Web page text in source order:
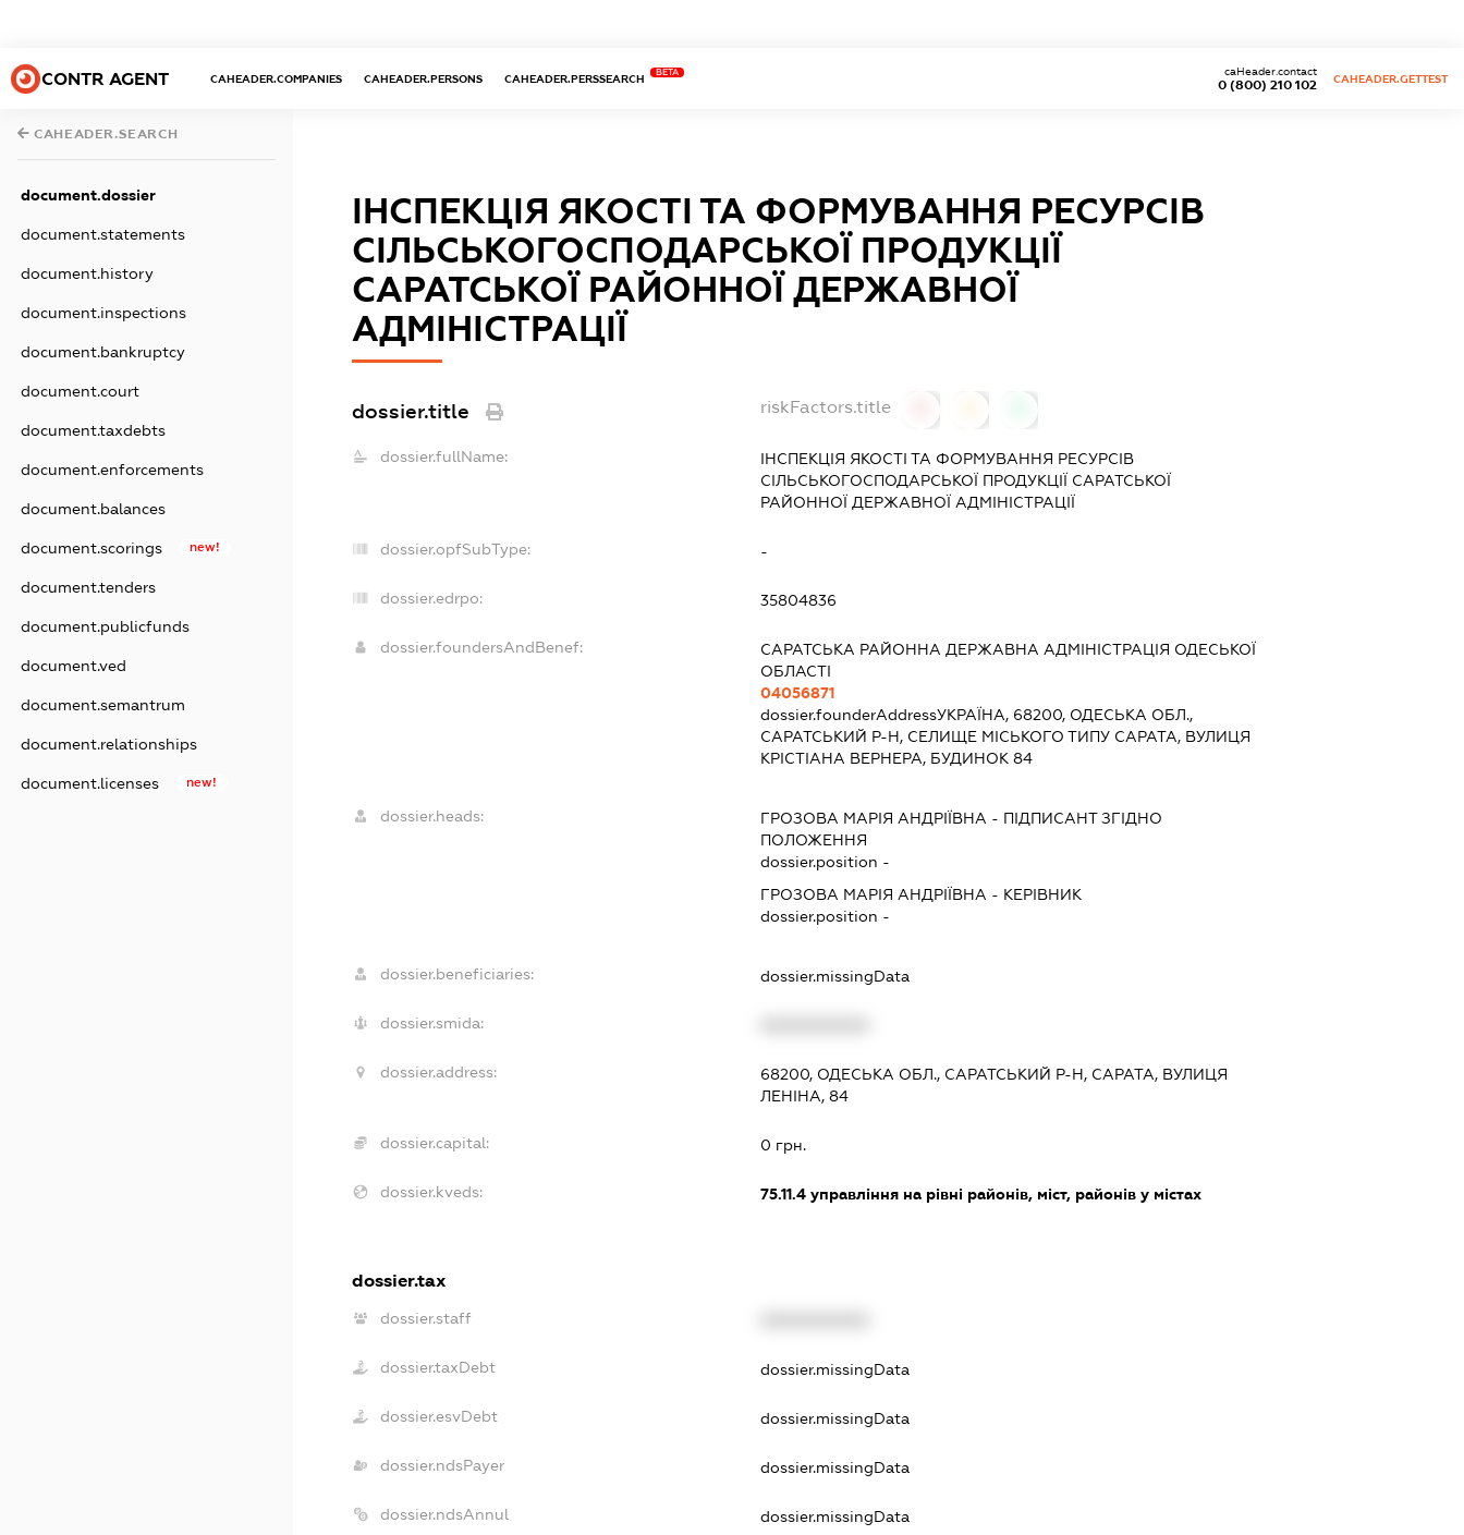
CONTR AGENT CAHEADER.COMPANIES CAHEADER.PERSONS CAHEADER.PERSSEARCH
BETA
0 (800) 210 102
caHeader.contact
CAHEADER.GETTEST
CAHEADER.SEARCH
document.dossier
document.statements
document.history
document.inspections
document.bankruptcy
document.court
document.taxdebts
document.enforcements
document.balances
document.scorings new!
document.tenders
document.publicfunds
document.ved
document.semantrum
document.relationships
document.licenses new!
ІНСПЕКЦІЯ ЯКОСТІ ТА ФОРМУВАННЯ РЕСУРСІВ
СІЛЬСЬКОГОСПОДАРСЬКОЇ ПРОДУКЦІЇ
САРАТСЬКОЇ РАЙОННОЇ ДЕРЖАВНОЇ
АДМІНІСТРАЦІЇ
dossier.title riskFactors.title
dossier.fullName:
ІНСПЕКЦІЯ ЯКОСТІ ТА ФОРМУВАННЯ РЕСУРСІВ
СІЛЬСЬКОГОСПОДАРСЬКОЇ ПРОДУКЦІЇ САРАТСЬКОЇ
РАЙОННОЇ ДЕРЖАВНОЇ АДМІНІСТРАЦІЇ
dossier.opfSubType: -
dossier.edrpo: 35804836
dossier.foundersAndBenef:
САРАТСЬКА РАЙОННА ДЕРЖАВНА АДМІНІСТРАЦІЯ ОДЕСЬКОЇ
ОБЛАСТІ
04056871
dossier.founderAddressУКРАЇНА, 68200, ОДЕСЬКА ОБЛ.,
САРАТСЬКИЙ Р-Н, СЕЛИЩЕ МІСЬКОГО ТИПУ САРАТА, ВУЛИЦЯ
КРІСТІАНА ВЕРНЕРА, БУДИНОК 84
dossier.heads: ГРОЗОВА МАРІЯ АНДРІЇВНА - ПІДПИСАНТЗГІДНО
ПОЛОЖЕННЯ
dossier.position -
ГРОЗОВА МАРІЯ АНДРІЇВНА - КЕРІВНИК
dossier.position -
dossier.beneficiaries: dossier.missingData
dossier.smida:
dossier.address:
68200, ОДЕСЬКА ОБЛ., САРАТСЬКИЙ Р-Н, САРАТА, ВУЛИЦЯ
ЛЕНІНА, 84
dossier.capital: 0 грн.
dossier.kveds: 75.11.4управління на рівні районів, міст, районів у містах
dossier.tax
dossier.staff
dossier.taxDebt dossier.missingData
dossier.esvDebt dossier.missingData
dossier.ndsPayer dossier.missingData
dossier.ndsAnnul dossier.missingData